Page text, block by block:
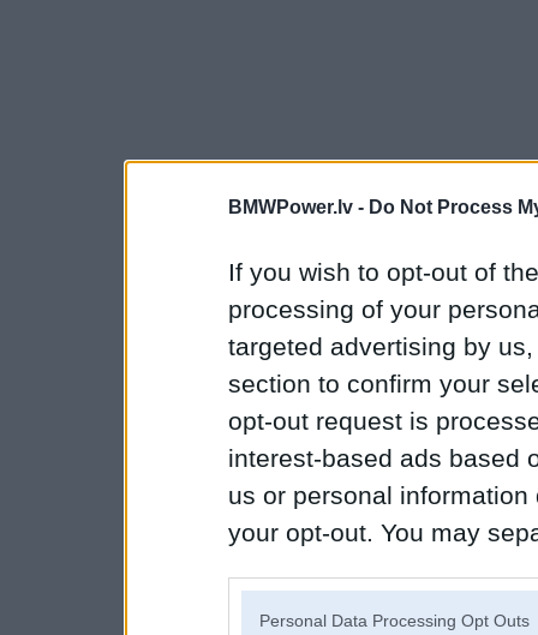
BMWPower.lv - Do Not Process
If you wish to opt-out of
processing of your
targeted advertising by
section to confirm your
opt-out request is
interest-based ads based
us or personal
your opt-out. You may
Personal Data Processing Opt Outs